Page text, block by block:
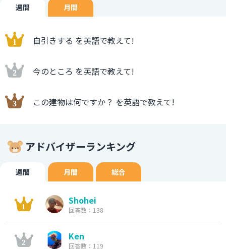
週間 月間
自引きする を英語で教えて!
今のところ を英語で教えて!
この建物は何ですか？ を英語で教えて!
アドバイザーランキング
週間 月間 総合
Shohei
回答数：138
Ken
回答数：119